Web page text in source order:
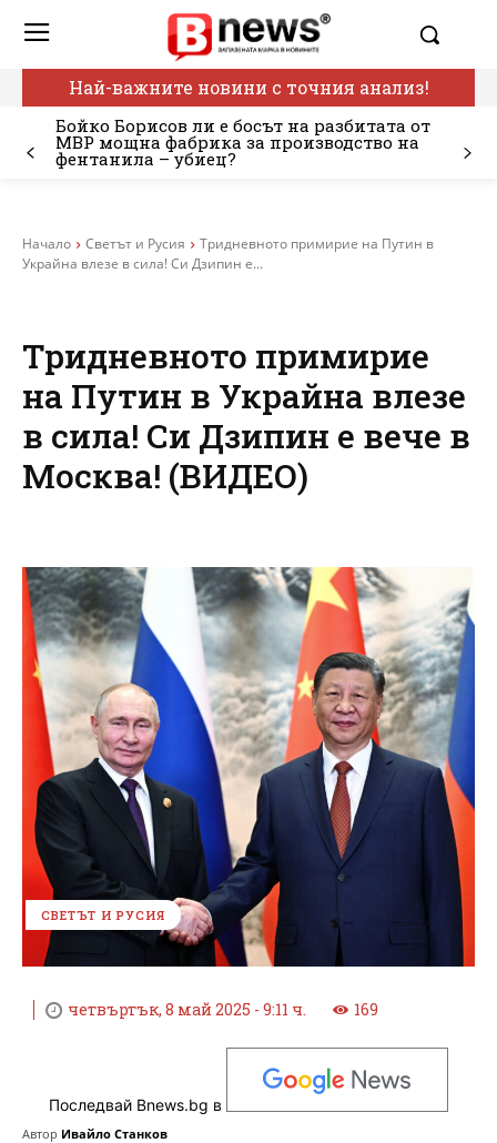
Най-важните новини с точния анализ!
Бойко Борисов ли е босът на разбитата от
МВР мощна фабрика за производство на
фентанила – убиец?
Начало Светът и Русия
Тридневното примирие на Путин в
Украйна влезе в сила! Си Дзипин е...
Тридневното примирие
на Путин в Украйна влезе
в сила! Си Дзипин е вече в
Москва! (ВИДЕО)
СВЕТЪТ И РУСИЯ
четвъртък, 8 май 2025 - 9:11 ч. 169
Последвай Bnews.bg в
Автор Ивайло Станков